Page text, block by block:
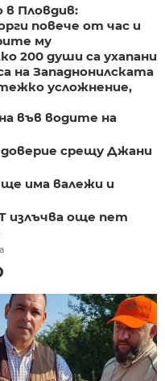
Пловдив:
повече от час и
му
200 души са ухапани
на Западнонилската
усложнение,
във водите на
срещу Джани
има валежи и
излъчва още пет